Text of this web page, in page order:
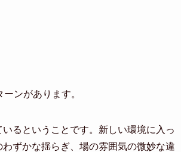
ンがあります。
るということです。新しい環境に入っ
ずかな揺らぎ、場の雰囲気の微妙な違